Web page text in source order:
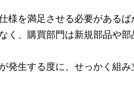
様を満足させる必要がある
く、購買部門は新規部品や
発生する度に、せっかく組